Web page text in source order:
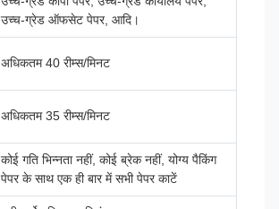
उच्च-ग्रेड ऑफसेट पेपर, आदि।
अधिकतम 40 रीम्स/मिनट
अधिकतम 35 रीम्स/मिनट
कोई गति भिन्नता नहीं, कोई ब्रेक नहीं, योग्य पैकिंग
पेपर के साथ एक ही बार में सभी पेपर काटें